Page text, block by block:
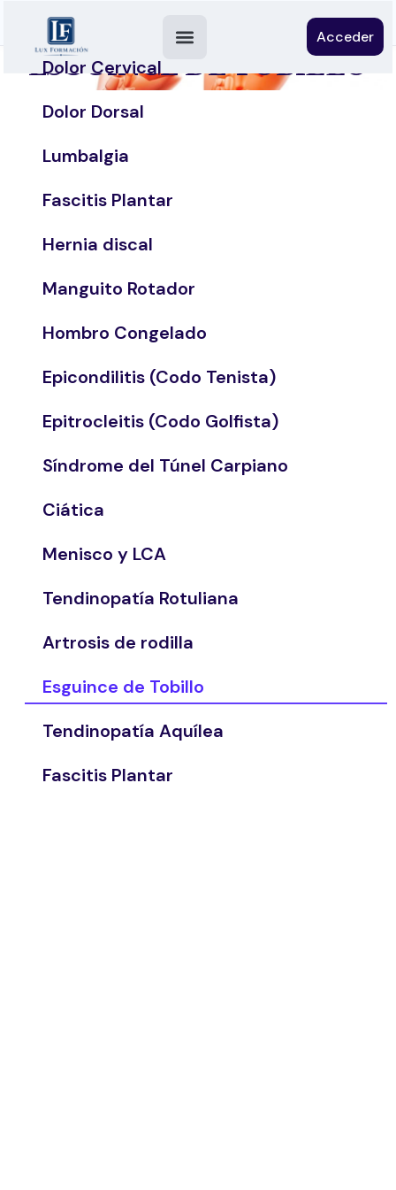
Acceder
ESGUINCE DE TOBILLO
Dolor Cervical
Dolor Dorsal
Lumbalgia
Fascitis Plantar
Hernia discal
Manguito Rotador
Hombro Congelado
Epicondilitis (Codo Tenista)
Epitrocleitis (Codo Golfista)
Síndrome del Túnel Carpiano
Ciática
Menisco y LCA
Tendinopatía Rotuliana
Artrosis de rodilla
Esguince de Tobillo
Tendinopatía Aquílea
Fascitis Plantar